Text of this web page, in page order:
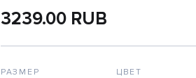
3239.00 RUB
РАЗМЕР ЦВЕТ